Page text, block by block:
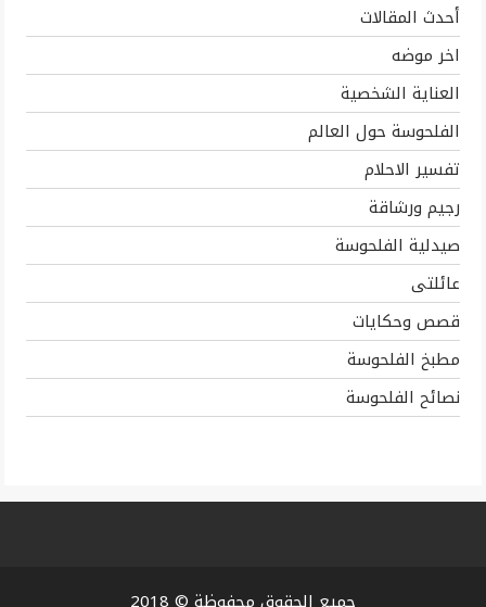
مغلقة
أحدث المقالات
اخر موضه
العناية الشخصية
الفلحوسة حول العالم
تفسير الاحلام
رجيم ورشاقة
صيدلية الفلحوسة
عائلتى
قصص وحكايات
مطبخ الفلحوسة
نصائح الفلحوسة